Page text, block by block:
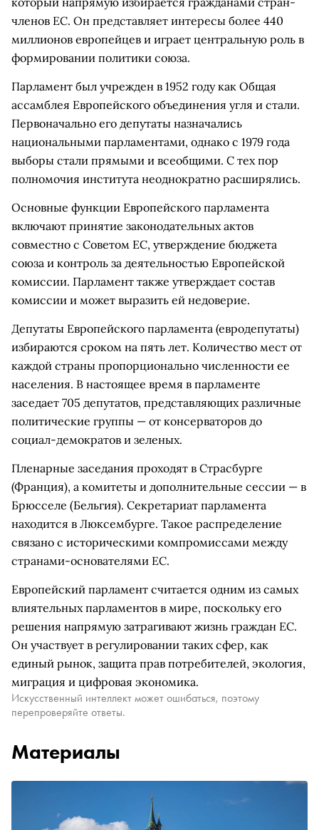
членов ЕС. Он представляет интересы более 440
миллионов европейцев и играет центральную роль в
формировании политики союза.
Парламент был учрежден в 1952 году как Общая
ассамблея Европейского объединения угля и стали.
Первоначально его депутаты назначались
национальными парламентами, однако с 1979 года
выборы стали прямыми и всеобщими. С тех пор
полномочия института неоднократно расширялись.
Основные функции Европейского парламента
включают принятие законодательных актов
совместно с Советом ЕС, утверждение бюджета
союза и контроль за деятельностью Европейской
комиссии. Парламент также утверждает состав
комиссии и может выразить ей недоверие.
Депутаты Европейского парламента (евродепутаты)
избираются сроком на пять лет. Количество мест от
каждой страны пропорционально численности ее
населения. В настоящее время в парламенте
заседает 705 депутатов, представляющих различные
политические группы — от консерваторов до
социал-демократов и зеленых.
Пленарные заседания проходят в Страсбурге
(Франция), а комитеты и дополнительные сессии — в
Брюсселе (Бельгия). Секретариат парламента
находится в Люксембурге. Такое распределение
связано с историческими компромиссами между
странами-основателями ЕС.
Европейский парламент считается одним из самых
влиятельных парламентов в мире, поскольку его
решения напрямую затрагивают жизнь граждан ЕС.
Он участвует в регулировании таких сфер, как
единый рынок, защита прав потребителей, экология,
миграция и цифровая экономика.
Искусственный интеллект может ошибаться, поэтому
перепроверяйте ответы.
Материалы